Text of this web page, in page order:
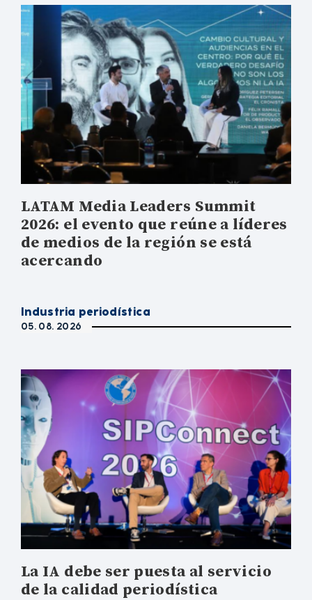
LATAM Media Leaders Summit
2026: el evento que reúne a líderes
de medios de la región se está
acercando
Industria periodística
05. 08. 2026
La IA debe ser puesta al servicio
de la calidad periodística